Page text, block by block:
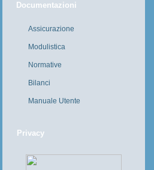
Documentazioni
Assicurazione
Modulistica
Normative
Bilanci
Manuale Utente
Privacy